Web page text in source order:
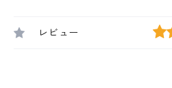
レビュー